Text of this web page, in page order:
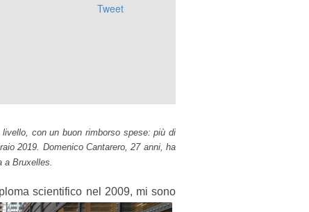
Tweet
con un buon rimborso spese: più di
2019. Domenico Cantarero, 27 anni, ha
a Bruxelles.
scientifico nel 2009, mi sono